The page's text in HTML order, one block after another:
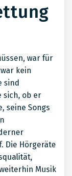
war für
kein
sind
sich, ob er
seine Songs
Die Hörgeräte
Musik